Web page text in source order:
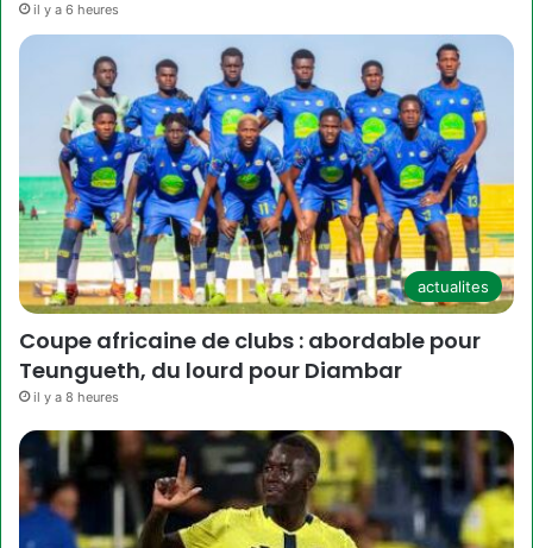
il y a 6 heures
actualites
Coupe africaine de clubs : abordable pour
Teungueth, du lourd pour Diambar
il y a 8 heures